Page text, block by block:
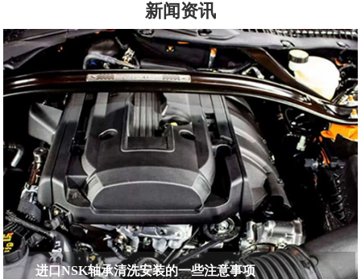
新闻资讯
进口NSK轴承清洗安装的一些注意事项